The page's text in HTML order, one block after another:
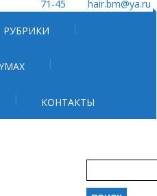
71-45
hair.bm@ya.ru
РУБРИКИ
КОНТАКТЫ